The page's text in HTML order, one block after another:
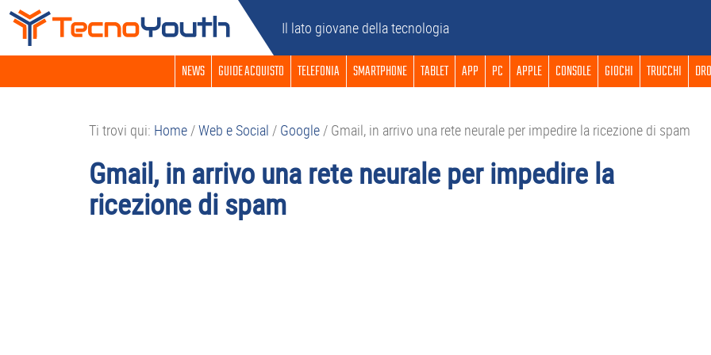
Passa
navigazione
Passa
contenuto
Passa
barra
Passa
piè
Il lato giovane della tecnologia
NEWS GUIDE ACQUISTO TELEFONIA SMARTPHONE TABLET APP PC APPLE CONSOLE GIOCHI TRUCCHI
Ti trovi qui: Home/Web e Social / Google/ Gmail, in arrivo una rete neurale per impedire la ricezione di spam
Gmail, in arrivo una rete neurale per impedire la
ricezione di spam